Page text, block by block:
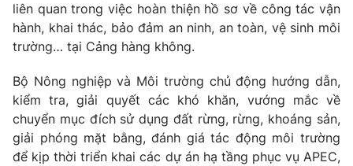
liên quan trong việc hoàn thiện hồ sơ về công tác vận
hành, khai thác, bảo đảm an ninh, an toàn, vệ sinh môi
trường… tại Cảng hàng không.
Bộ Nông nghiệp và Môi trường chủ động hướng dẫn,
kiểm tra, giải quyết các khó khăn, vướng mắc về
chuyển mục đích sử dụng đất rừng, rừng, khoáng sản,
giải phóng mặt bằng, đánh giá tác động môi trường
để kịp thời triển khai các dự án hạ tầng phục vụ APEC,